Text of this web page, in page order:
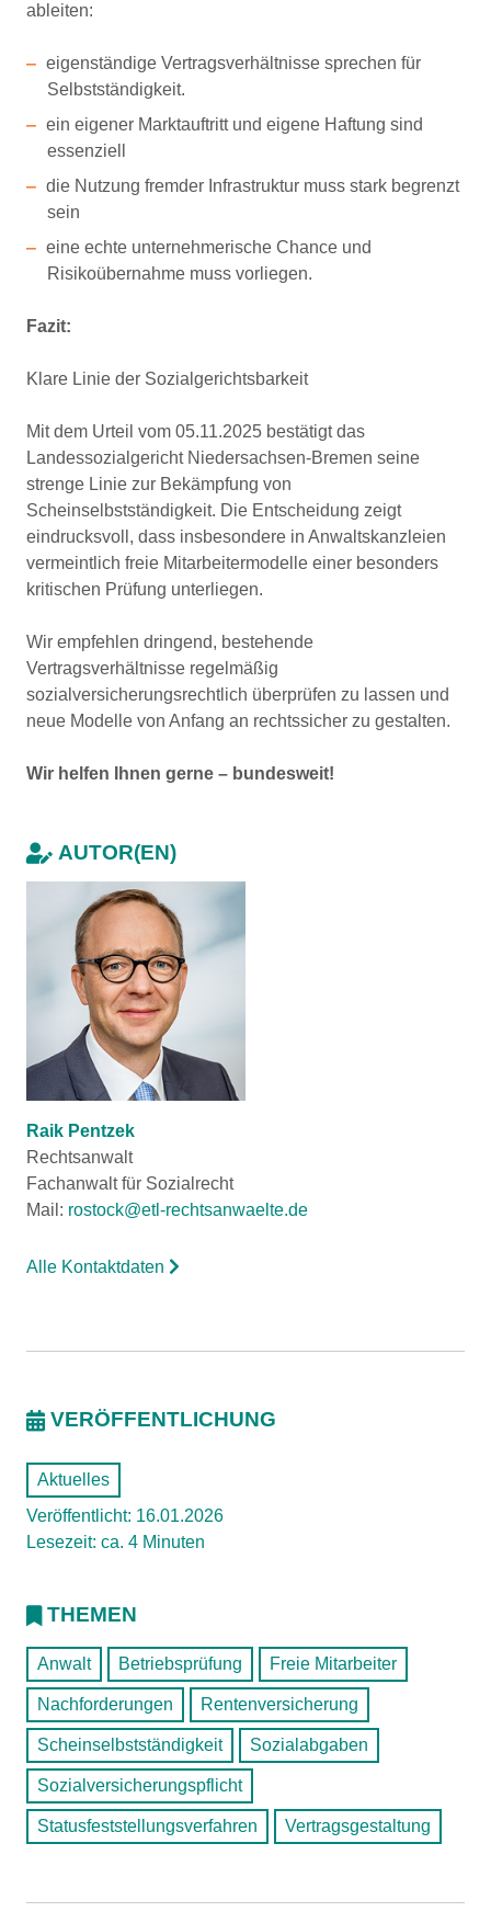
ableiten:
eigenständige Vertragsverhältnisse sprechen für
Selbstständigkeit.
ein eigener Marktauftritt und eigene Haftung sind
essenziell
die Nutzung fremder Infrastruktur muss stark begrenzt
sein
eine echte unternehmerische Chance und
Risikoübernahme muss vorliegen.
Fazit:
Klare Linie der Sozialgerichtsbarkeit
Mit dem Urteil vom 05.11.2025 bestätigt das
Landessozialgericht Niedersachsen-Bremen seine
strenge Linie zur Bekämpfung von
Scheinselbstständigkeit. Die Entscheidung zeigt
eindrucksvoll, dass insbesondere in Anwaltskanzleien
vermeintlich freie Mitarbeitermodelle einer besonders
kritischen Prüfung unterliegen.
Wir empfehlen dringend, bestehende
Vertragsverhältnisse regelmäßig
sozialversicherungsrechtlich überprüfen zu lassen und
neue Modelle von Anfang an rechtssicher zu gestalten.
Wir helfen Ihnen gerne – bundesweit!
AUTOR(EN)
Raik Pentzek
Rechtsanwalt
Fachanwalt für Sozialrecht
Mail: rostock@etl-rechtsanwaelte.de
Alle Kontaktdaten
VERÖFFENTLICHUNG
Aktuelles
Veröffentlicht: 16.01.2026
Lesezeit: ca. 4 Minuten
THEMEN
Anwalt Betriebsprüfung Freie Mitarbeiter
Nachforderungen Rentenversicherung
Scheinselbstständigkeit Sozialabgaben
Sozialversicherungspflicht
Statusfeststellungsverfahren Vertragsgestaltung